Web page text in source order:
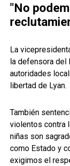
"No
La
la defensora del
autoridades
libertad de Lyan.
También
violentos contra
niñas son
como Estado y
exigimos el